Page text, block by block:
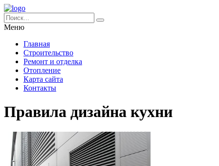
Меню
Главная
Строительство
Ремонт и отделка
Отопление
Карта сайта
Контакты
Правила дизайна кухни